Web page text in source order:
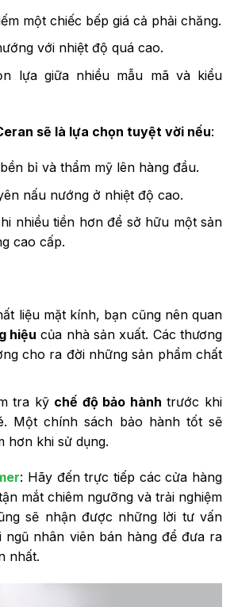
một chiếc bếp giá cả phải chăng.
với nhiệt độ quá cao.
lựa giữa nhiều mẫu mã và kiểu
sẽ là lựa chọn tuyệt vời nếu:
bỉ và thẩm mỹ lên hàng đầu.
nấu nướng ở nhiệt độ cao.
nhiều tiền hơn để sở hữu một sản
cao cấp.
liệu mặt kính, bạn cũng nên quan
hiệu của nhà sản xuất. Các thương
cho ra đời những sản phẩm chất
tra kỹ chế độ bảo hành trước khi
Một chính sách bảo hành tốt sẽ
hơn khi sử dụng.
: Hãy đến trực tiếp các cửa hàng
mắt chiêm ngưỡng và trải nghiệm
sẽ nhận được những lời tư vấn
ngũ nhân viên bán hàng để đưa ra
nhất.